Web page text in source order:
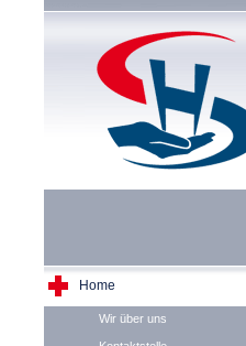
Home
Wir über uns